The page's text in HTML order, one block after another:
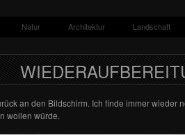
Kupser.
Natur Architektur Landschaft
an den Bildschirm. Ich finde immer
wollen würde.